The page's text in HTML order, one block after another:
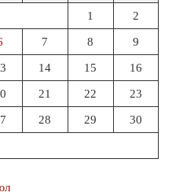
1 2
7 8 9
14 15 16
21 22 23
28 29 30